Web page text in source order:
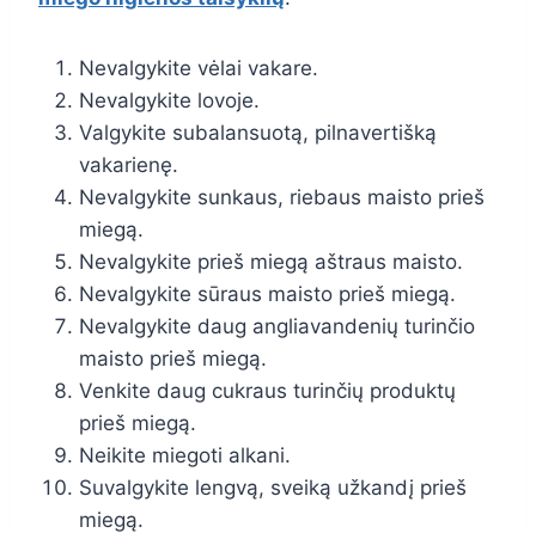
Nevalgykite vėlai vakare.
Nevalgykite lovoje.
Valgykite subalansuotą, pilnavertišką
vakarienę.
Nevalgykite sunkaus, riebaus maisto prieš
miegą.
Nevalgykite prieš miegą aštraus maisto.
Nevalgykite sūraus maisto prieš miegą.
Nevalgykite daug angliavandenių turinčio
maisto prieš miegą.
Venkite daug cukraus turinčių produktų
prieš miegą.
Neikite miegoti alkani.
Suvalgykite lengvą, sveiką užkandį prieš
miegą.